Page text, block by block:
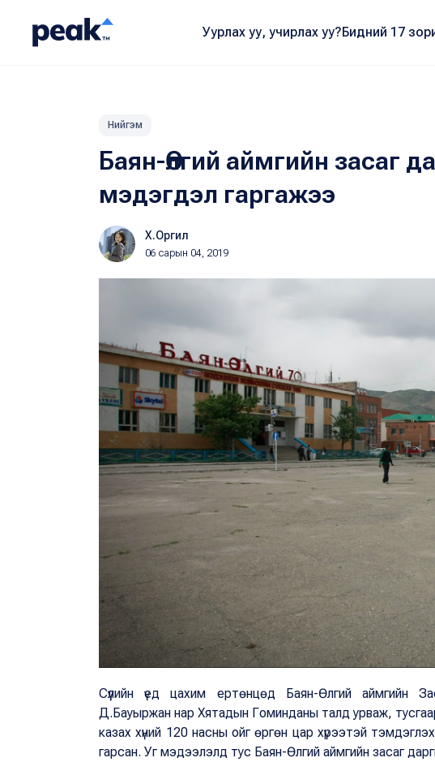
Уурлах уу, учирлах уу?Бидний 17
Нийгэм
Баян-Өлгий аймгийн засаг
мэдэгдэл гаргажээ
Х.Оргил
06 сарын 04, 2019
Сүүлийн үед цахим ертөнцөд Баян-Өлгий аймгийн
Д.Бауыржан нар Хятадын Гоминданы талд урваж,
казах хүний 120 насны ойг өргөн цар хүрээтэй
гарсан. Уг мэдээлэлд тус Баян-Өлгий аймгийн засаг